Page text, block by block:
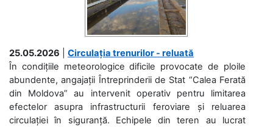
25.05.2026
Circulația trenurilor - reluată
În condițiile meteorologice dificile provocate de ploile
abundente, angajații Întreprinderii de Stat “Calea Ferată
din Moldova” au intervenit operativ pentru limitarea
efectelor asupra infrastructurii feroviare și reluarea
circulației în siguranță. Echipele din teren au lucrat